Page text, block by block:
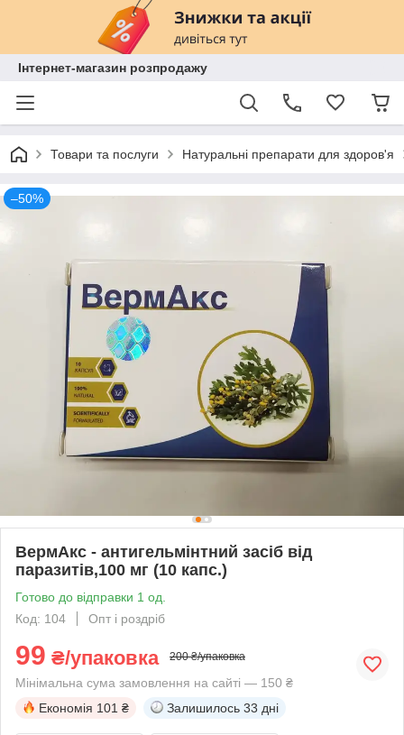
Інтернет-магазин розпродажу
Товари та послуги Натуральні препарати для здоров'я
–50%
ВермАкс - антигельмінтний засіб від
паразитів,100 мг (10 капс.)
Готово до відправки 1 од.
Код: 104
Опт і роздріб
99 ₴/упаковка 200 ₴/упаковка
Мінімальна сума замовлення на сайті — 150 ₴
Економія 101 ₴ Залишилось 33 дні